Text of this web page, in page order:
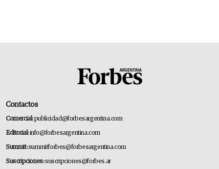
Contactos
Comercial:publicidad@forbesargentina.com
Editorial:info@forbesargentina.com
Summit:summitforbes@forbesargentina.com
Suscripciones:suscripciones@forbes.ar